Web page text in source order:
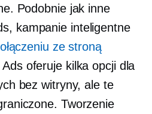
Podobnie jak inne
kampanie inteligentne
ze stroną
oferuje kilka opcji dla
bez witryny, ale te
Tworzenie